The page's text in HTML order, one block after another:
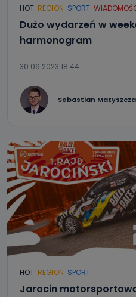
HOT REGION SPORT
Dużo wydarzeń w
harmonogram
30.06.2023 18:44
Sebastian
HOT REGION SPORT
Jarocin